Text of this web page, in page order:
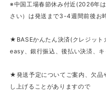
※中国工場春節休み付近(2026年
さい）は発送まで3-4週間前後お
★BASEかんたん決済(クレジット
easy、銀行振込、後払い決済、
★発送予定についてご案内、欠品
し上げることがありますので